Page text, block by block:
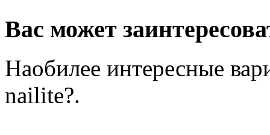
Вас может
Наобилее интересные
nailite?.